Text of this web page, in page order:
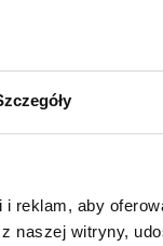
aby
witryny,
5.9s do 100 km/h